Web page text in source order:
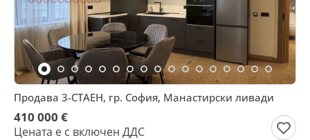
Продава 3-СТАЕН, гр. София, Манастирски ливади
410 000 €
Цената е с включен ДДС